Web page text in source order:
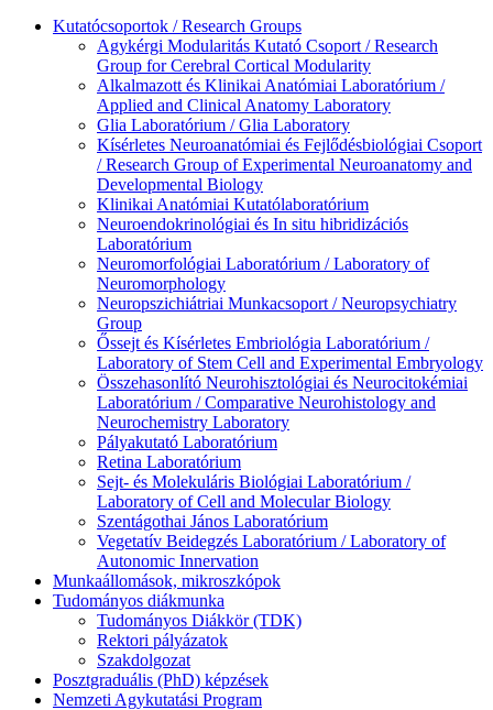
Kutatócsoportok / Research Groups
Agykérgi Modularitás Kutató Csoport / Research
Group for Cerebral Cortical Modularity
Alkalmazott és Klinikai Anatómiai Laboratórium /
Applied and Clinical Anatomy Laboratory
Glia Laboratórium / Glia Laboratory
Kísérletes Neuroanatómiai és Fejlődésbiológiai Csoport
/ Research Group of Experimental Neuroanatomy and
Developmental Biology
Klinikai Anatómiai Kutatólaboratórium
Neuroendokrinológiai és In situ hibridizációs
Laboratórium
Neuromorfológiai Laboratórium / Laboratory of
Neuromorphology
Neuropszichiátriai Munkacsoport / Neuropsychiatry
Group
Őssejt és Kísérletes Embriológia Laboratórium /
Laboratory of Stem Cell and Experimental Embryology
Összehasonlító Neurohisztológiai és Neurocitokémiai
Laboratórium / Comparative Neurohistology and
Neurochemistry Laboratory
Pályakutató Laboratórium
Retina Laboratórium
Sejt- és Molekuláris Biológiai Laboratórium /
Laboratory of Cell and Molecular Biology
Szentágothai János Laboratórium
Vegetatív Beidegzés Laboratórium / Laboratory of
Autonomic Innervation
Munkaállomások, mikroszkópok
Tudományos diákmunka
Tudományos Diákkör (TDK)
Rektori pályázatok
Szakdolgozat
Posztgraduális (PhD) képzések
Nemzeti Agykutatási Program